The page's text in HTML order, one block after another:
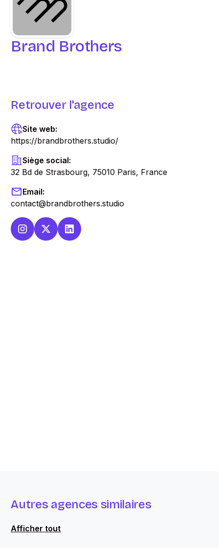
Brand Brothers
Retrouver l'agence
Site web:
https://brandbrothers.studio/
Siège social:
32 Bd de Strasbourg, 75010 Paris, France
Email:
contact@brandbrothers.studio
Autres agences similaires
Afficher tout